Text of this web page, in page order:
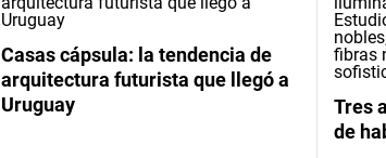
Casas cápsula: la tendencia de
arquitectura futurista que llegó a
Uruguay
Tres
de